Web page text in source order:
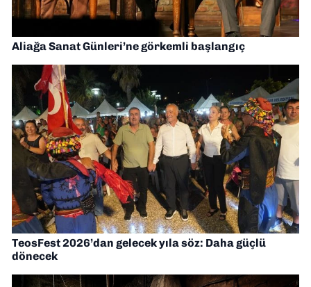
Aliağa Sanat Günleri’ne görkemli başlangıç
TeosFest 2026’dan gelecek yıla söz: Daha güçlü
dönecek